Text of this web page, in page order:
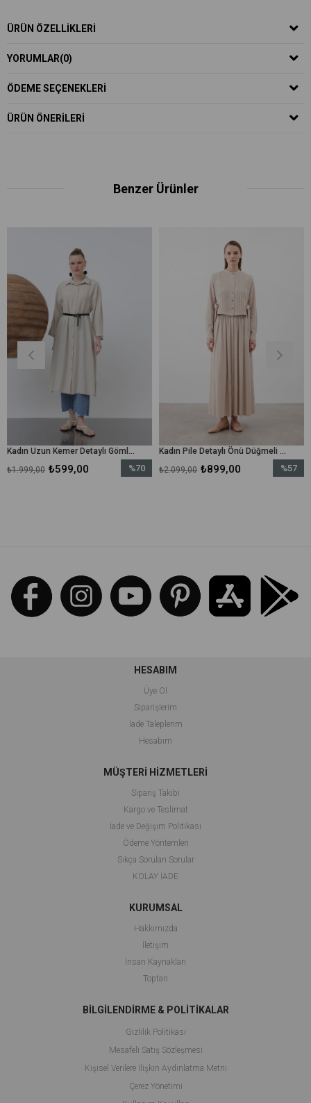
ÜRÜN ÖZELLIKLERI
YORUMLAR(0)
ÖDEME SEÇENEKLERI
ÜRÜN ÖNERILERI
Benzer Ürünler
Kadın Uzun Kemer Detaylı Gömlek Elbise - 20629ELB - Bej
₺599,00
%70
Kadın Pile Detaylı Önü Düğmeli Elbise – 20692ELB - Taş
₺899,00
₺2.099,00
%57
₺2.999,00
HESABIM
Üye Ol
Siparişlerim
İade Taleplerim
Hesabım
MÜŞTERİ HİZMETLERİ
Sipariş Takibi
Kargo ve Teslimat
İade ve Değişim Politikası
Ödeme Yöntemleri
Sıkça Sorulan Sorular
KOLAY İADE
KURUMSAL
Hakkımızda
İletişim
İnsan Kaynakları
Toptan
BİLGİLENDİRME & POLİTİKALAR
Gizlilik Politikası
Mesafeli Satış Sözleşmesi
Kişisel Verilere İlişkin Aydınlatma Metni
Çerez Yönetimi